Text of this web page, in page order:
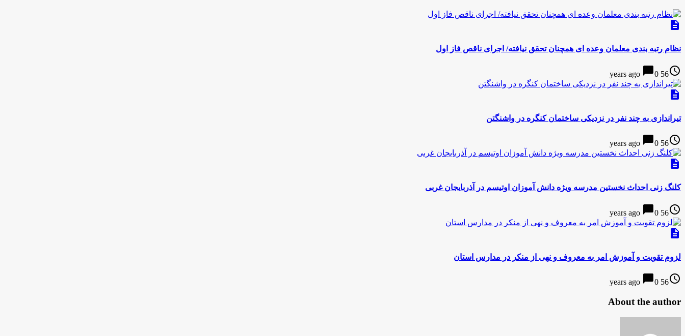
description
نظام رتبه بندی معلمان وعده ای همچنان تحقق نیافته/ اجرای ناقص فاز اول
access_time
56 years ago
chat_bubble0
description
تیراندازی به چند نفر در نزدیکی ساختمان کنگره در واشنگتن
access_time
56 years ago
chat_bubble0
description
کلنگ زنی احداث نخستین مدرسه ویژه دانش آموزان اوتیسم در آذربایجان غربی
access_time
56 years ago
chat_bubble0
description
لزوم تقویت و آموزش امر به معروف و نهی از منکر در مدارس استان
access_time
56 years ago
chat_bubble0
About the author